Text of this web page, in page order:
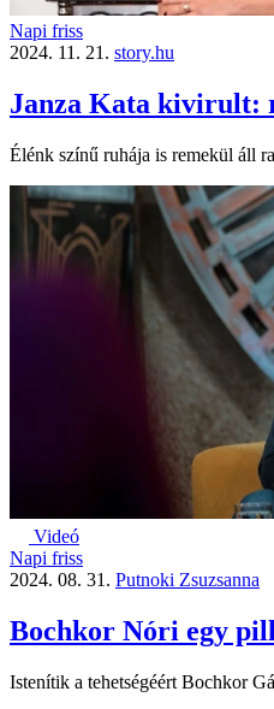
Napi friss
2024. 11. 21. story.hu
Janza Kata kivirult:
Élénk színű ruhája is remekül áll
Videó
Napi friss
2024. 08. 31. Putnoki Zsuzsanna
Bochkor Nóri egy
Istenítik a tehetségéért Bochkor